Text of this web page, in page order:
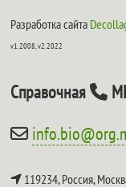
Разработка сайта
v1.2008, v2.2022
Справочная
119234, Россия,